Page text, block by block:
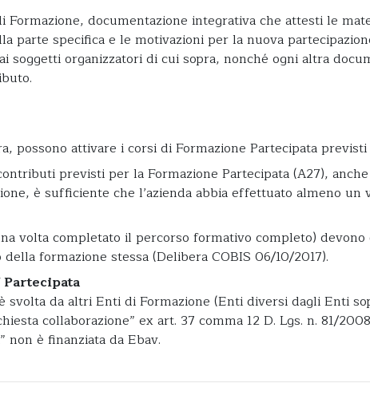
Formazione, documentazione integrativa che attesti le
parte specifica e le motivazioni per la nuova
soggetti organizzatori di cui sopra, nonché ogni altra
possono attivare i corsi di Formazione Partecipata
previsti per la Formazione Partecipata (A27),
è sufficiente che l’azienda abbia effettuato almeno un
volta completato il percorso formativo completo)
formazione stessa (Delibera COBIS 06/10/2017).
Partecipata
svolta da altri Enti di Formazione (Enti diversi dagli Enti
collaborazione” ex art. 37 comma 12 D. Lgs. n. 81/
non è finanziata da Ebav.